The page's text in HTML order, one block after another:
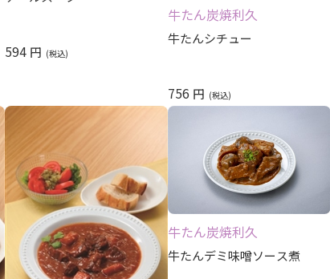
594 円
牛たん炭焼利久
牛たんシチュー
756 円
牛たん炭焼利久
牛たんデミ味噌ソース煮